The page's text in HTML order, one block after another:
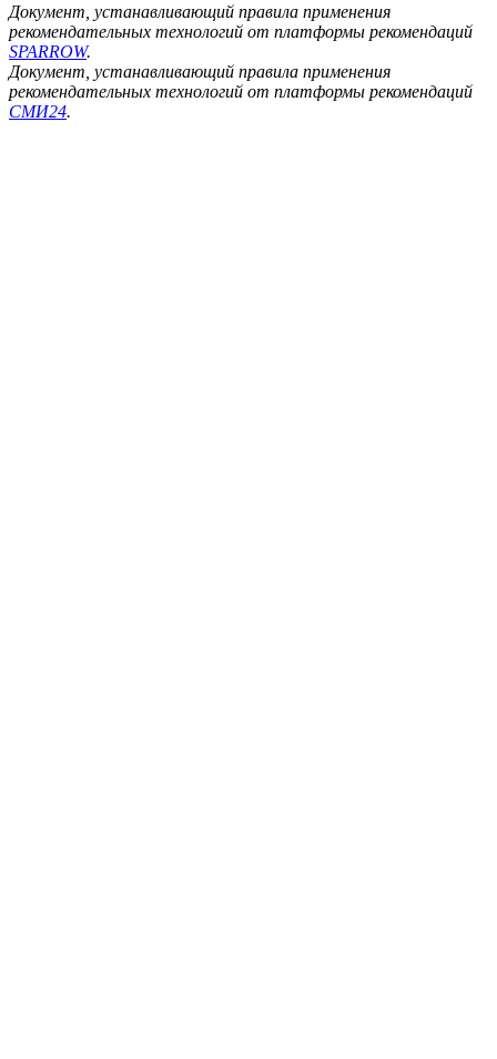
Документ, устанавливающий правила применения
рекомендательных технологий от платформы рекомендаций
SPARROW.
Документ, устанавливающий правила применения
рекомендательных технологий от платформы рекомендаций
СМИ24.